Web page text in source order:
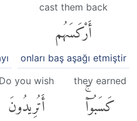
cast them back
أَرْكَسَهُم
onları baş aşağı etmiştir
they earned
كَسَبُوٓا۟ۚ
Do you wish
أَتُرِيدُونَ